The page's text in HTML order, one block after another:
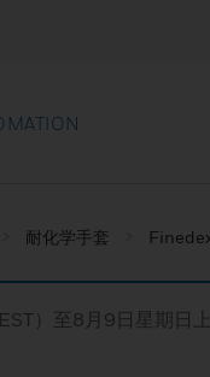
耐化学手套
）至8月9日星期日